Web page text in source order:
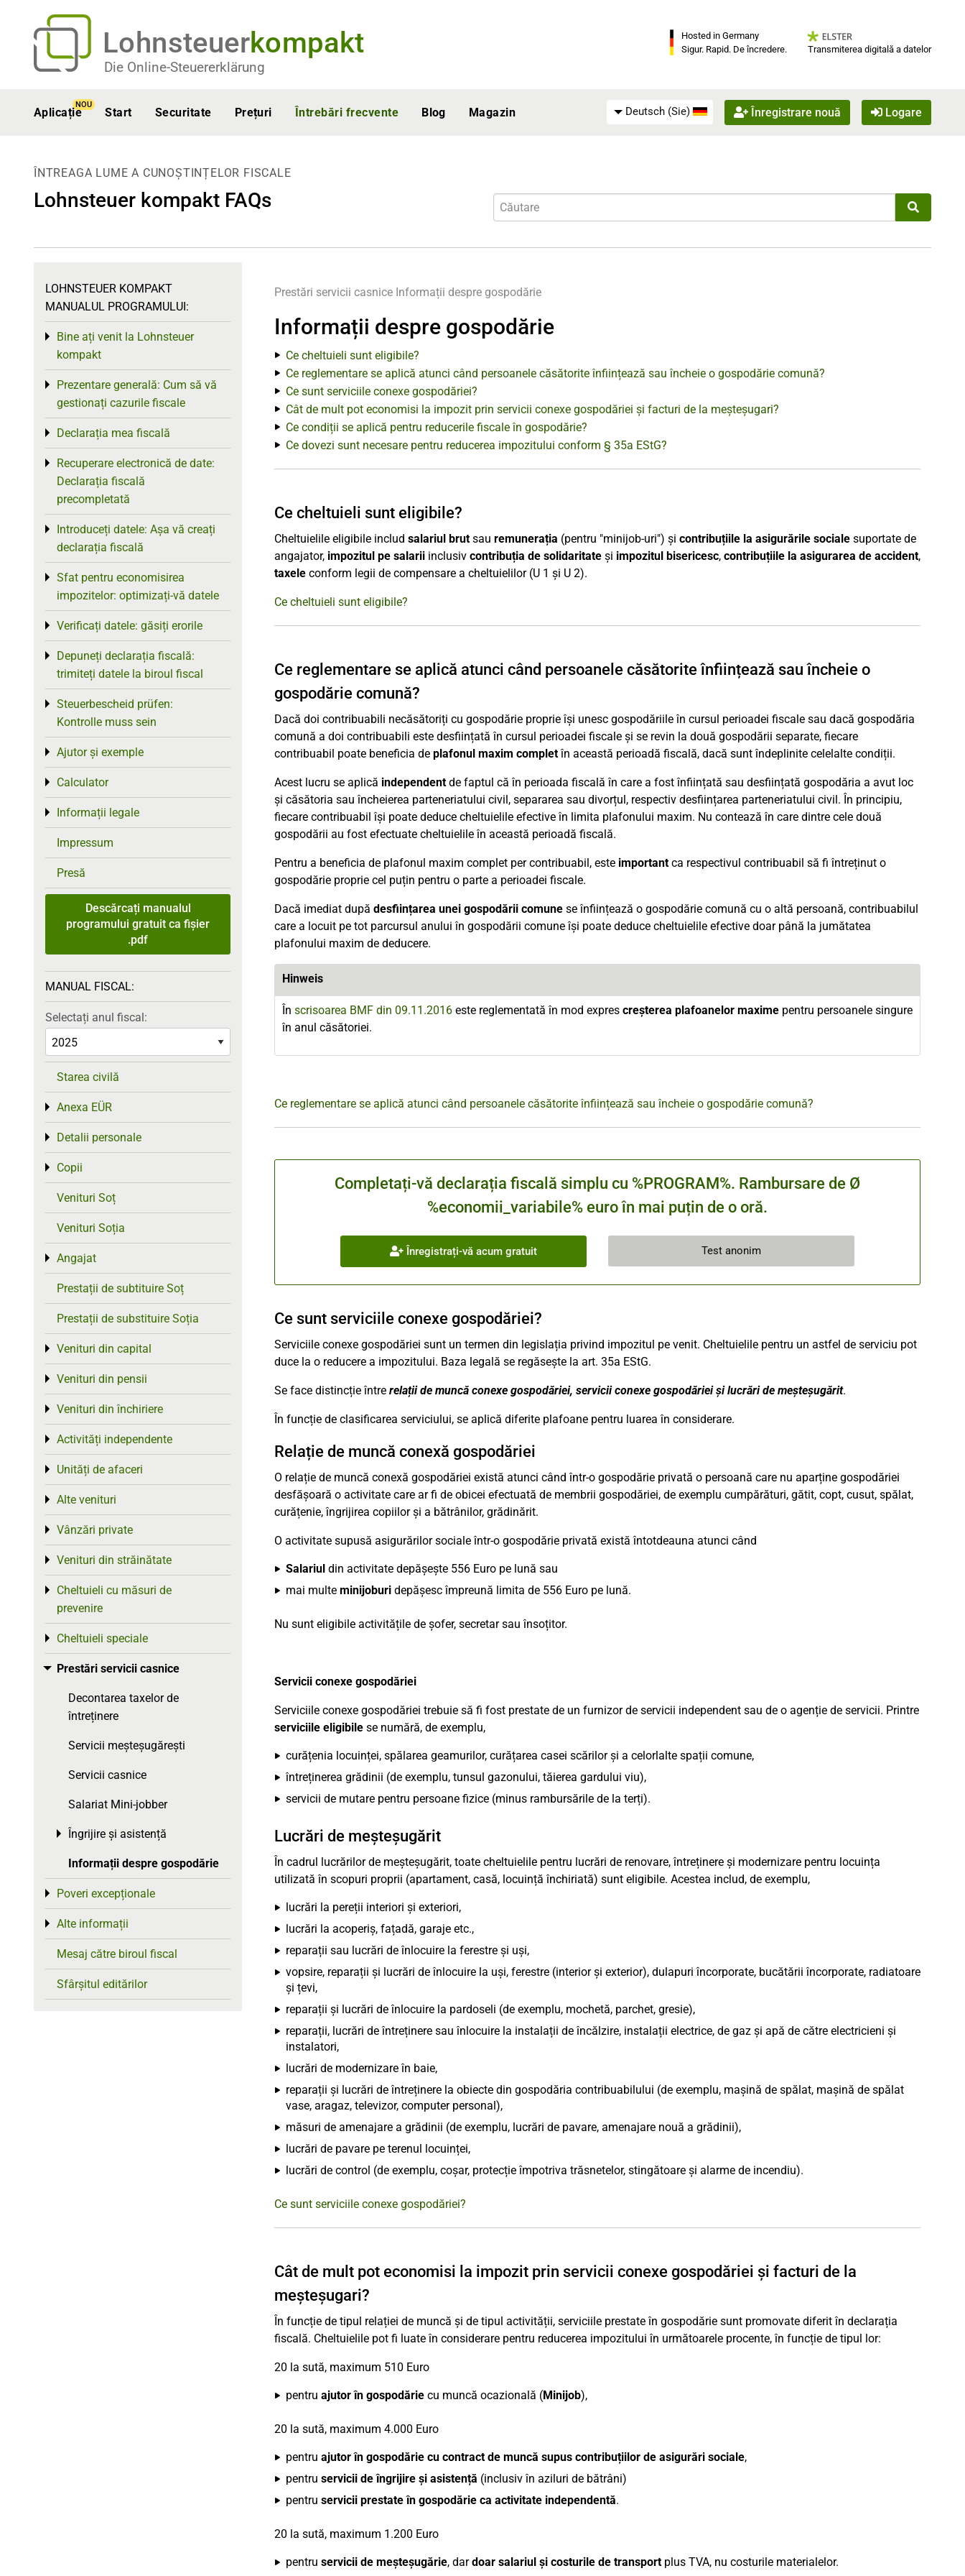
Lohnsteuerkompakt
Die Online-Steuererklärung
Hosted in Germany
Sigur. Rapid. De încredere.
Transmiterea digitală a datelor
Aplicație
NOU
Start Securitate Prețuri Întrebări frecvente Blog Magazin Deutsch (Sie) Înregistrare nouă Logare
ÎNTREAGA LUME A CUNOȘTINȚELOR FISCALE
Lohnsteuer kompakt FAQs
Prestări servicii casnice Informații despre gospodărie
Informații despre gospodărie
Ce cheltuieli sunt eligibile?
Ce reglementare se aplică atunci când persoanele căsătorite înființează sau încheie o gospodărie comună?
Ce sunt serviciile conexe gospodăriei?
Cât de mult pot economisi la impozit prin servicii conexe gospodăriei și facturi de la meșteșugari?
Ce condiții se aplică pentru reducerile fiscale în gospodărie?
Ce dovezi sunt necesare pentru reducerea impozitului conform § 35a EStG?
Ce cheltuieli sunt eligibile?
Cheltuielile eligibile includ salariul brutsau remunerația (pentru "minijob-uri") și contribuțiile la asigurările sociale suportate de
angajator, impozitul pe salarii inclusiv contribuția de solidaritate și impozitul bisericesc, contribuțiile la asigurarea de accident,
taxele conform legii de compensare a cheltuielilor (U 1 și U 2).
Ce cheltuieli sunt eligibile?
Ce reglementare se aplică atunci când persoanele căsătorite înființează sau încheie o
gospodărie comună?
Dacă doi contribuabili necăsătoriți cu gospodărie proprie își unesc gospodăriile în cursul perioadei fiscale sau dacă gospodăria
comună a doi contribuabili este desființată în cursul perioadei fiscale și se revin la două gospodării separate, fiecare
contribuabil poate beneficia de plafonul maxim completîn această perioadă fiscală, dacă sunt îndeplinite celelalte condiții.
Acest lucru se aplică independentde faptul că în perioada fiscală în care a fost înființată sau desființată gospodăria a avut loc
și căsătoria sau încheierea parteneriatului civil, separarea sau divorțul, respectiv desființarea parteneriatului civil. În principiu,
fiecare contribuabil își poate deduce cheltuielile efective în limita plafonului maxim. Nu contează în care dintre cele două
gospodării au fost efectuate cheltuielile în această perioadă fiscală.
Pentru a beneficia de plafonul maxim complet per contribuabil, este importantca respectivul contribuabil să fi întreținut o
gospodărie proprie cel puțin pentru o parte a perioadei fiscale.
Dacă imediat după desființarea unei gospodării comune se înființează o gospodărie comună cu o altă persoană, contribuabilul
care a locuit pe tot parcursul anului în gospodării comune își poate deduce cheltuielile efective doar până la jumătatea
plafonului maxim de deducere.
Hinweis
În scrisoarea BMF din 09.11.2016 este reglementată în mod expres creșterea plafoanelor maxime pentru persoanele singure
în anul căsătoriei.
Ce reglementare se aplică atunci când persoanele căsătorite înființează sau încheie o gospodărie comună?
Completați-vă declarația fiscală simplu cu %PROGRAM%. Rambursare de Ø
%economii_variabile% euro în mai puțin de o oră.
Înregistrați-vă acum gratuit Test anonim
Ce sunt serviciile conexe gospodăriei?
Serviciile conexe gospodăriei sunt un termen din legislația privind impozitul pe venit. Cheltuielile pentru un astfel de serviciu pot
duce la o reducere a impozitului. Baza legală se regăsește la art. 35a EStG.
Se face distincție între relații de muncă conexe gospodăriei, servicii conexe gospodăriei și lucrări de meșteșugărit.
În funcție de clasificarea serviciului, se aplică diferite plafoane pentru luarea în considerare.
Relație de muncă conexă gospodăriei
O relație de muncă conexă gospodăriei există atunci când într-o gospodărie privată o persoană care nu aparține gospodăriei
desfășoară o activitate care ar fi de obicei efectuată de membrii gospodăriei, de exemplu cumpărături, gătit, copt, cusut, spălat,
curățenie, îngrijirea copiilor și a bătrânilor, grădinărit.
O activitate supusă asigurărilor sociale într-o gospodărie privată există întotdeauna atunci când
Salariul din activitate depășește 556 Euro pe lună sau
mai multe minijoburi depășesc împreună limita de 556 Euro pe lună.
Nu sunt eligibile activitățile de șofer, secretar sau însoțitor.
Servicii conexe gospodăriei
Serviciile conexe gospodăriei trebuie să fi fost prestate de un furnizor de servicii independent sau de o agenție de servicii. Printre
serviciile eligibile se numără, de exemplu,
curățenia locuinței, spălarea geamurilor, curățarea casei scărilor și a celorlalte spații comune,
întreținerea grădinii (de exemplu, tunsul gazonului, tăierea gardului viu),
servicii de mutare pentru persoane fizice (minus rambursările de la terți).
Lucrări de meșteșugărit
În cadrul lucrărilor de meșteșugărit, toate cheltuielile pentru lucrări de renovare, întreținere și modernizare pentru locuința
utilizată în scopuri proprii (apartament, casă, locuință închiriată) sunt eligibile. Acestea includ, de exemplu,
lucrări la pereții interiori și exteriori,
lucrări la acoperiș, fațadă, garaje etc.,
reparații sau lucrări de înlocuire la ferestre și uși,
vopsire, reparații și lucrări de înlocuire la uși, ferestre (interior și exterior), dulapuri încorporate, bucătării încorporate, radiatoare
și țevi,
reparații și lucrări de înlocuire la pardoseli (de exemplu, mochetă, parchet, gresie),
reparații, lucrări de întreținere sau înlocuire la instalații de încălzire, instalații electrice, de gaz și apă de către electricieni și
instalatori,
lucrări de modernizare în baie,
reparații și lucrări de întreținere la obiecte din gospodăria contribuabilului (de exemplu, mașină de spălat, mașină de spălat
vase, aragaz, televizor, computer personal),
măsuri de amenajare a grădinii (de exemplu, lucrări de pavare, amenajare nouă a grădinii),
lucrări de pavare pe terenul locuinței,
lucrări de control (de exemplu, coșar, protecție împotriva trăsnetelor, stingătoare și alarme de incendiu).
Ce sunt serviciile conexe gospodăriei?
Cât de mult pot economisi la impozit prin servicii conexe gospodăriei și facturi de la
meșteșugari?
În funcție de tipul relației de muncă și de tipul activității, serviciile prestate în gospodărie sunt promovate diferit în declarația
fiscală. Cheltuielile pot fi luate în considerare pentru reducerea impozitului în următoarele procente, în funcție de tipul lor:
20 la sută, maximum 510 Euro
pentru ajutor în gospodărie cu muncă ocazională (Minijob),
20 la sută, maximum 4.000 Euro
pentru ajutor în gospodărie cu contract de muncă supus contribuțiilor de asigurări sociale,
pentru servicii de îngrijire și asistență (inclusiv în aziluri de bătrâni)
pentru servicii prestate în gospodărie ca activitate independentă.
20 la sută, maximum 1.200 Euro
pentru servicii de meșteșugărie, dardoar salariul și costurile de transportplus TVA, nu costurile materialelor.
LOHNSTEUER KOMPAKT
MANUALUL PROGRAMULUI:
Bine ați venit la Lohnsteuer
kompakt
Toggle menu
Prezentare generală: Cum să vă
gestionați cazurile fiscale
Toggle menu
Declarația mea fiscală
Toggle menu
Recuperare electronică de date:
Declarația fiscală
precompletată
Toggle menu
Introduceți datele: Așa vă creați
declarația fiscală
Toggle menu
Sfat pentru economisirea
impozitelor: optimizați-vă datele
Toggle menu
Verificați datele: găsiți erorile
Toggle menu
Depuneți declarația fiscală:
trimiteți datele la biroul fiscal
Toggle menu
Steuerbescheid prüfen:
Kontrolle muss sein
Toggle menu
Ajutor și exemple
Toggle menu
Calculator
Toggle menu
Informații legale
Toggle menu
Impressum
Presă
Descărcați manualul
programului gratuit ca fișier
.pdf
MANUAL FISCAL:
Selectați anul fiscal:
Starea civilă
Anexa EÜR
Toggle menu
Detalii personale
Toggle menu
Copii
Toggle menu
Venituri Soț
Venituri Soția
Angajat
Toggle menu
Prestații de subtituire Soț
Prestații de substituire Soția
Venituri din capital
Toggle menu
Venituri din pensii
Toggle menu
Venituri din închiriere
Toggle menu
Activități independente
Toggle menu
Unități de afaceri
Toggle menu
Alte venituri
Toggle menu
Vânzări private
Toggle menu
Venituri din străinătate
Toggle menu
Cheltuieli cu măsuri de
prevenire
Toggle menu
Cheltuieli speciale
Toggle menu
Prestări servicii casnice
Toggle menu
Decontarea taxelor de
întreținere
Servicii meșteșugărești
Servicii casnice
Salariat Mini-jobber
Îngrijire și asistență
Toggle menu
Informații despre gospodărie
Poveri excepționale
Toggle menu
Alte informații
Toggle menu
Mesaj către biroul fiscal
Sfârșitul editărilor